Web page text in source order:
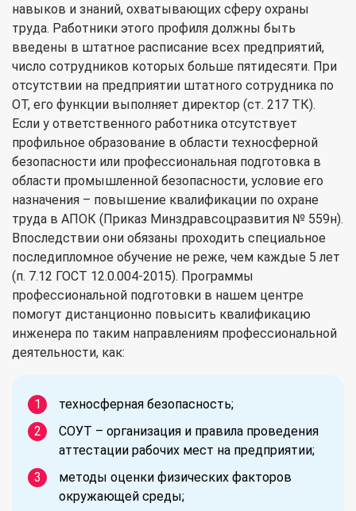
навыков и знаний, охватывающих сферу охраны
труда. Работники этого профиля должны быть
введены в штатное расписание всех предприятий,
число сотрудников которых больше пятидесяти. При
отсутствии на предприятии штатного сотрудника по
ОТ, его функции выполняет директор (ст. 217 ТК).
Если у ответственного работника отсутствует
профильное образование в области техносферной
безопасности или профессиональная подготовка в
области промышленной безопасности, условие его
назначения – повышение квалификации по охране
труда в АПОК (Приказ Минздравсоцразвития № 559н).
Впоследствии они обязаны проходить специальное
последипломное обучение не реже, чем каждые 5 лет
(п. 7.12 ГОСТ 12.0.004-2015). Программы
профессиональной подготовки в нашем центре
помогут дистанционно повысить квалификацию
инженера по таким направлениям профессиональной
деятельности, как:
техносферная безопасность;
СОУТ – организация и правила проведения
аттестации рабочих мест на предприятии;
методы оценки физических факторов
окружающей среды;